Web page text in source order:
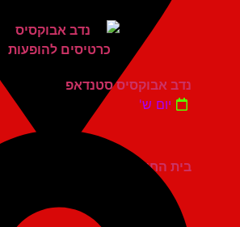
בית החייל תל אביב
נדב אבוקסיס סטנדאפ
יום ש'